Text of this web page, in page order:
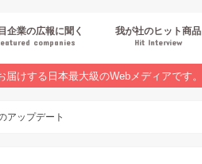
企業の広報に聞く
companies
我が社のヒット商品
Hit Interview
けする日本最大級のWebメディアです。
アップデート